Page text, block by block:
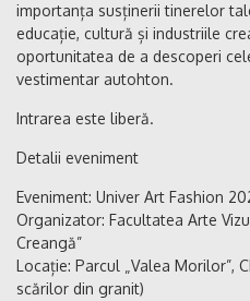
importanța susținerii tinerelor
educație, cultură și industriile
oportunitatea de a descoperi
vestimentar autohton.
Intrarea este liberă.
Detalii eveniment
Eveniment: Univer Art Fashion
Organizator: Facultatea Arte
Creangă”
Locație: Parcul „Valea Morilor”,
scărilor din granit)